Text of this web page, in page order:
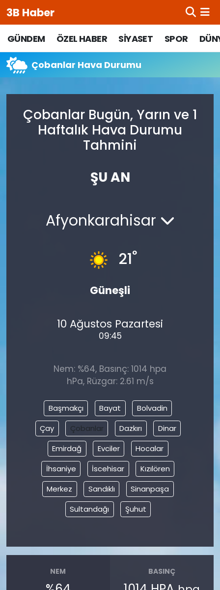
3B Haber
GÜNDEM ÖZEL HABER SİYASET SPOR
Çobanlar Hava Durumu
Çobanlar Bugün, Yarın ve 1
Haftalık Hava Durumu
Tahmini
ŞU AN
Afyonkarahisar
21°
Güneşli
10 Ağustos Pazartesi
09:45
Nem: %64, Basınç: 1014 hpa
hPa, Rüzgar: 2.61 m/s
Başmakçı Bayat
Bolvadin
Çay
Çobanlar Dazkırı
Dinar
Emirdağ
Evciler
Hocalar
İhsaniye
İscehisar
Kızılören
Merkez
Sandıklı
Sinanpaşa
Sultandağı
Şuhut
NEM BASINÇ
Beypazarı Hava Durumu
Beypazarı Trafik Yoğunluk Haritası
Tüm Manşetler
Son Dakika Haberleri